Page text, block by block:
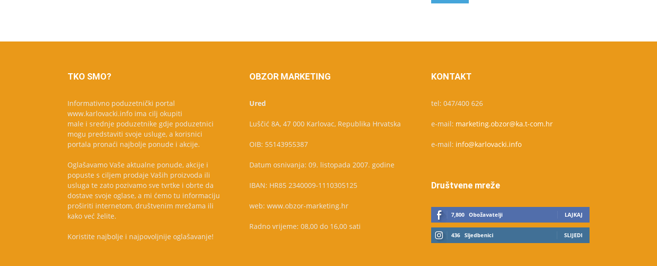
TKO SMO?
Informativno poduzetnički portal
www.karlovacki.info ima cilj okupiti
male i srednje poduzetnike gdje poduzetnici
mogu predstaviti svoje usluge, a korisnici
portala pronaći najbolje ponude i akcije.
Oglašavamo Vaše aktualne ponude, akcije i
popuste s ciljem prodaje Vaših proizvoda ili
usluga te zato pozivamo sve tvrtke i obrte da
dostave svoje oglase, a mi ćemo tu informaciju
proširiti internetom, društvenim mrežama ili
kako već želite.
Koristite najbolje i najpovoljnije oglašavanje!
OBZOR MARKETING
Ured
Luščić 8A, 47 000 Karlovac, Republika Hrvatska
OIB: 55143955387
Datum osnivanja: 09. listopada 2007. godine
IBAN: HR85 2340009-1110305125
web: www.obzor-marketing.hr
Radno vrijeme: 08,00 do 16,00 sati
KONTAKT
tel: 047/400 626
e-mail: marketing.obzor@ka.t-com.hr
e-mail: info@karlovacki.info
Društvene mreže
7,800 Obožavatelji LAJKAJ
436 Sljedbenici SLIJEDI